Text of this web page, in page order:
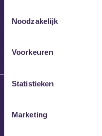
Noodzakelijk
Voorkeuren
Statistieken
Marketing